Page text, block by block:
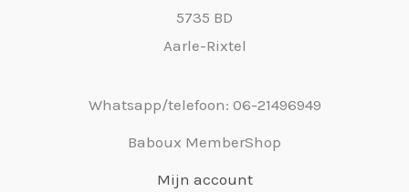
5735 BD
Aarle-Rixtel
Whatsapp/telefoon: 06-21496949
Baboux MemberShop
Mijn account